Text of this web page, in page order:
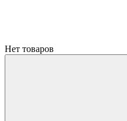
Нет товаров